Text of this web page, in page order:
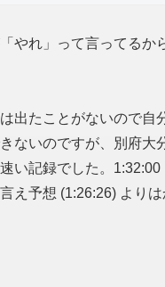
やれ」って言ってるか
出たことがないので自
ないのですが、別府大
い記録でした。
え予想 (1:26:26) より